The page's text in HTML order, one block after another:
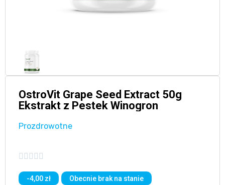
OstroVit Grape Seed Extract 50g
Ekstrakt z Pestek Winogron
Prozdrowotne
    
-4,00 zł Obecnie brak na stanie